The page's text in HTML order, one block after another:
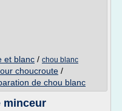
et blanc / chou blanc
choucroute /
de chou blanc
minceur